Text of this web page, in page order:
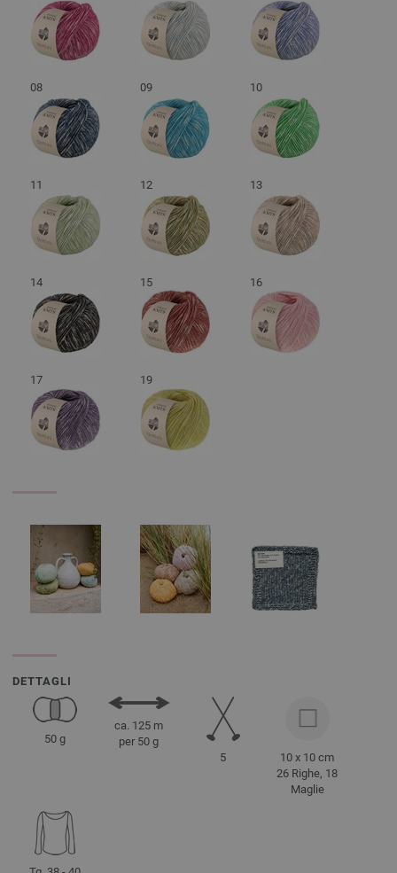
08 09 10
11 12 13
14 15 16
17 19
DETTAGLI
50 g
ca. 125 m
per 50 g
5
10 x 10 cm
26 Righe, 18
Maglie